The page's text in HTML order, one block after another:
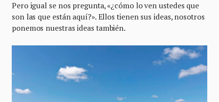
Pero igual se nos pregunta, «¿cómo lo ven ustedes que
son las que están aquí?». Ellos tienen sus ideas, nosotros
ponemos nuestras ideas también.